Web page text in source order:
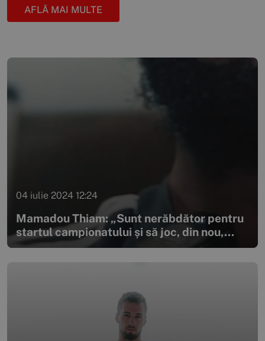
AFLĂ MAI MULTE
04 iulie 2024 12:24
Mamadou Thiam: „Sunt nerăbdător pentru
startul campionatului și să joc, din nou,...